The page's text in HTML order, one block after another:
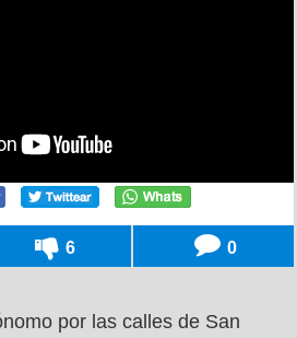
6 0
por las calles de San